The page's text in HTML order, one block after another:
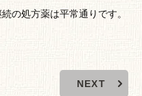
の処方薬は平常通りです。
NEXT